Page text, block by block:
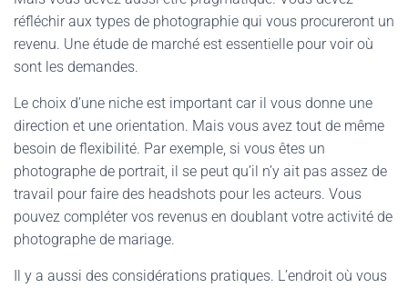
réfléchir aux types de photographie qui vous procureront un
revenu. Une étude de marché est essentielle pour voir où
sont les demandes.
Le choix d’une niche est important car il vous donne une
direction et une orientation. Mais vous avez tout de même
besoin de flexibilité. Par exemple, si vous êtes un
photographe de portrait, il se peut qu’il n’y ait pas assez de
travail pour faire des headshots pour les acteurs. Vous
pouvez compléter vos revenus en doublant votre activité de
photographe de mariage.
Il y a aussi des considérations pratiques. L’endroit où vous